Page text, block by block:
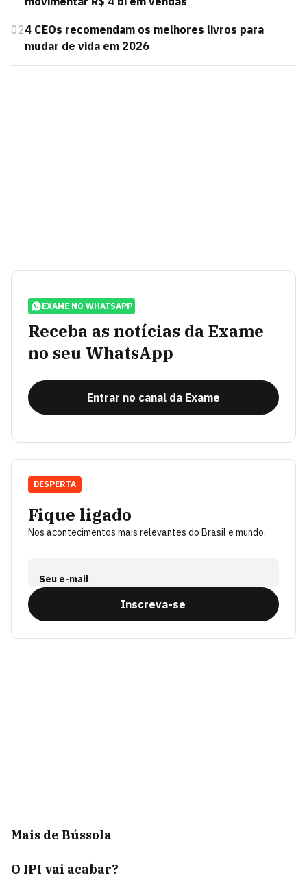
024 CEOs recomendam os melhores livros para
mudar de vida em 2026
EXAME NO WHATSAPP
Receba as notícias da Exame
no seu WhatsApp
Entrar no canal da Exame
Fique ligado
Nos acontecimentos mais relevantes do Brasil e mundo.
Seu e-mail
Inscreva-se
DESPERTA
Mais de Bússola
O IPI vai acabar?